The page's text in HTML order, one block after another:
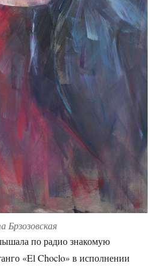
Брзозовская
по радио знакомую
«El Choclo» в исполнении